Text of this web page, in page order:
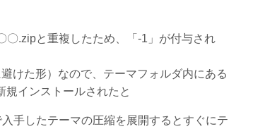
〇.zipと重複したため、「-1」が付与され
けた形）なので、テーマフォルダ内にある
規インストールされたと
手したテーマの圧縮を展開するとすぐにテ